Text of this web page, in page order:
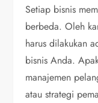
Setiap bisnis
berbeda. Oleh
harus dilakukan
bisnis Anda.
manajemen
atau strategi